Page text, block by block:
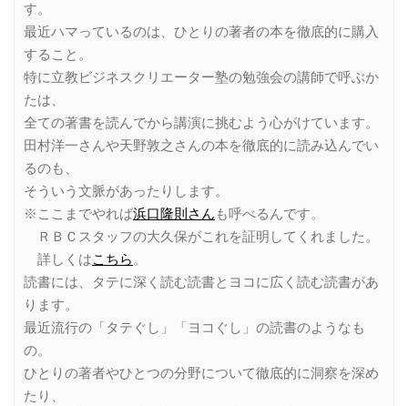
す。
最近ハマっているのは、ひとりの著者の本を徹底的に購入
すること。
特に立教ビジネスクリエーター塾の勉強会の講師で呼ぶか
たは、
全ての著書を読んでから講演に挑むよう心がけています。
田村洋一さんや天野敦之さんの本を徹底的に読み込んでい
るのも、
そういう文脈があったりします。
※ここまでやれば浜口隆則さん も呼べるんです。
ＲＢＣスタッフの大久保がこれを証明してくれました。
詳しくはこちら。
読書には、タテに深く読む読書とヨコに広く読む読書があ
ります。
最近流行の「タテぐし」「ヨコぐし」の読書のようなも
の。
ひとりの著者やひとつの分野について徹底的に洞察を深め
たり、